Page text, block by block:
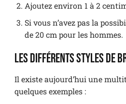
Ajoutez environ 1 à 2
Si vous n’avez pas la
de 20 cm pour les hommes.
Les différents styles de
Il existe aujourd’hui une
quelques exemples :